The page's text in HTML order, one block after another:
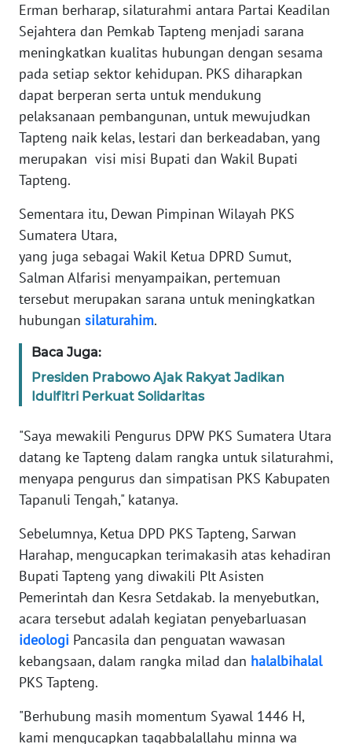
Erman berharap, silaturahmi antara Partai Keadilan
Sejahtera dan Pemkab Tapteng menjadi sarana
meningkatkan kualitas hubungan dengan sesama
pada setiap sektor kehidupan. PKS diharapkan
dapat berperan serta untuk mendukung
pelaksanaan pembangunan, untuk mewujudkan
Tapteng naik kelas, lestari dan berkeadaban, yang
merupakan visi misi Bupati dan Wakil Bupati
Tapteng.
Sementara itu, Dewan Pimpinan Wilayah PKS
Sumatera Utara,
yang juga sebagai Wakil Ketua DPRD Sumut,
Salman Alfarisi menyampaikan, pertemuan
tersebut merupakan sarana untuk meningkatkan
hubungan silaturahim.
Baca Juga:
Presiden Prabowo Ajak Rakyat Jadikan
Idulfitri Perkuat Solidaritas
"Saya mewakili Pengurus DPW PKS Sumatera Utara
datang ke Tapteng dalam rangka untuk silaturahmi,
menyapa pengurus dan simpatisan PKS Kabupaten
Tapanuli Tengah," katanya.
Sebelumnya, Ketua DPD PKS Tapteng, Sarwan
Harahap, mengucapkan terimakasih atas kehadiran
Bupati Tapteng yang diwakili Plt Asisten
Pemerintah dan Kesra Setdakab. Ia menyebutkan,
acara tersebut adalah kegiatan penyebarluasan
ideologi Pancasila dan penguatan wawasan
kebangsaan, dalam rangka milad dan halalbihalal
PKS Tapteng.
"Berhubung masih momentum Syawal 1446 H,
kami mengucapkan taqabbalallahu minna wa
WN
RIAU
WN
SERAMBI
WN
JAMBI
SULTRA
WN
NTB
WN
SULTENG
WN
SULBAR
WN
BABEL
WN
SUMBAR
WN
SUMSEL
WN
BENGKULU
WN
LAMPUNG
WN
JATENG